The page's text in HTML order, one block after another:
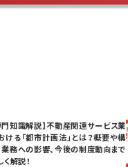
門知識解説】不動産関連サービス業
ける「都市計画法」とは？概要や構
業務への影響、今後の制度動向まで
く解説！